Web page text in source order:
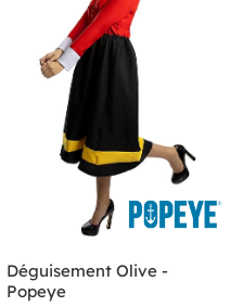
Déguisement Olive -
Popeye